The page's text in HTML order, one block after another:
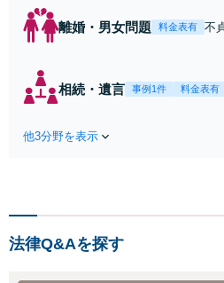
離婚・男女問題 料金表有
不
直
初
相続・遺言 事例1件 料金表有
他3分野を表示
法律Q&Aを探す